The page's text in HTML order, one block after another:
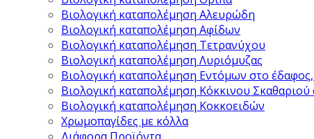
Βιολογική καταπολέμηση Αλευρώδη
Βιολογική καταπολέμηση Αφίδων
Βιολογική καταπολέμηση Τετρανύχου
Βιολογική καταπολέμηση Λυριόμυζας
Βιολογική καταπολέμηση Εντόμων στο
Βιολογική καταπολέμηση Κόκκινου Σκαθαριού
Βιολογική καταπολέμηση Κοκκοειδών
Χρωμοπαγίδες με κόλλα